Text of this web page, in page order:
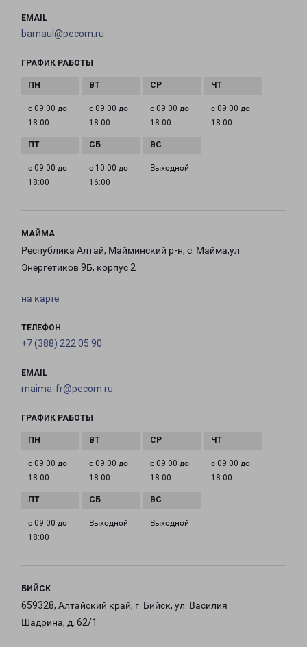
EMAIL
barnaul@pecom.ru
ГРАФИК РАБОТЫ
с 09:00 до
18:00
с 09:00 до
18:00
с 09:00 до
18:00
с 09:00 до
18:00
с 09:00 до
18:00
с 10:00 до
16:00
Выходной
МАЙМА
Республика Алтай, Майминский р-н, с. Майма,ул.
Энергетиков 9Б, корпус 2
на карте
ТЕЛЕФОН
+7 (388) 222 05 90
EMAIL
maima-fr@pecom.ru
ГРАФИК РАБОТЫ
с 09:00 до
18:00
с 09:00 до
18:00
с 09:00 до
18:00
с 09:00 до
18:00
с 09:00 до
18:00
Выходной Выходной
БИЙСК
659328, Алтайский край, г. Бийск, ул. Василия
Шадрина, д. 62/1